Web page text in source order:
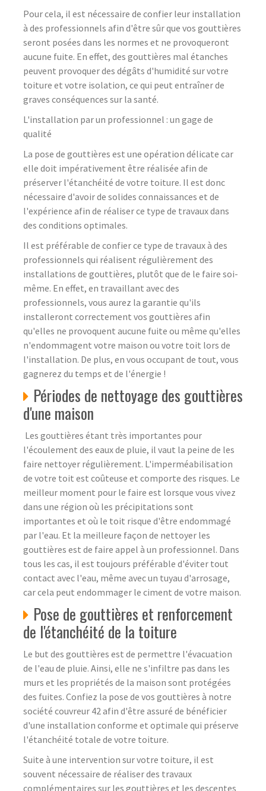
Pour cela, il est nécessaire de confier leur installation
à des professionnels afin d'être sûr que vos gouttières
seront posées dans les normes et ne provoqueront
aucune fuite. En effet, des gouttières mal étanches
peuvent provoquer des dégâts d'humidité sur votre
toiture et votre isolation, ce qui peut entraîner de
graves conséquences sur la santé.
L'installation par un professionnel : un gage de
qualité
La pose de gouttières est une opération délicate car
elle doit impérativement être réalisée afin de
préserver l'étanchéité de votre toiture. Il est donc
nécessaire d'avoir de solides connaissances et de
l'expérience afin de réaliser ce type de travaux dans
des conditions optimales.
Il est préférable de confier ce type de travaux à des
professionnels qui réalisent régulièrement des
installations de gouttières, plutôt que de le faire soi-
même. En effet, en travaillant avec des
professionnels, vous aurez la garantie qu'ils
installeront correctement vos gouttières afin
qu'elles ne provoquent aucune fuite ou même qu'elles
n'endommagent votre maison ou votre toit lors de
l'installation. De plus, en vous occupant de tout, vous
gagnerez du temps et de l'énergie !
Périodes de nettoyage des gouttières
d'une maison
Les gouttières étant très importantes pour
l'écoulement des eaux de pluie, il vaut la peine de les
faire nettoyer régulièrement. L'imperméabilisation
de votre toit est coûteuse et comporte des risques. Le
meilleur moment pour le faire est lorsque vous vivez
dans une région où les précipitations sont
importantes et où le toit risque d'être endommagé
par l'eau. Et la meilleure façon de nettoyer les
gouttières est de faire appel à un professionnel. Dans
tous les cas, il est toujours préférable d'éviter tout
contact avec l'eau, même avec un tuyau d'arrosage,
car cela peut endommager le ciment de votre maison.
Pose de gouttières et renforcement
de l'étanchéité de la toiture
Le but des gouttières est de permettre l'évacuation
de l'eau de pluie. Ainsi, elle ne s'infiltre pas dans les
murs et les propriétés de la maison sont protégées
des fuites. Confiez la pose de vos gouttières à notre
société couvreur 42 afin d'être assuré de bénéficier
d'une installation conforme et optimale qui préserve
l'étanchéité totale de votre toiture.
Suite à une intervention sur votre toiture, il est
souvent nécessaire de réaliser des travaux
complémentaires sur les gouttières et les descentes